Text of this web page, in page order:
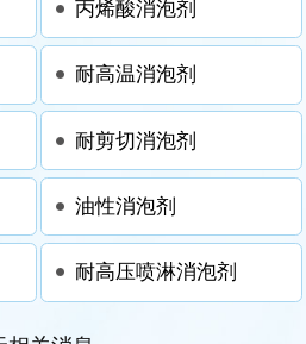
丙烯酸消泡剂
耐高温消泡剂
耐剪切消泡剂
油性消泡剂
耐高压喷淋消泡剂